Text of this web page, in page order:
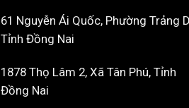
61 Nguyễn Ái Quốc, Phường Trảng
Tỉnh Đồng Nai
1878 Thọ Lâm 2, Xã Tân Phú, Tỉnh
Đồng Nai